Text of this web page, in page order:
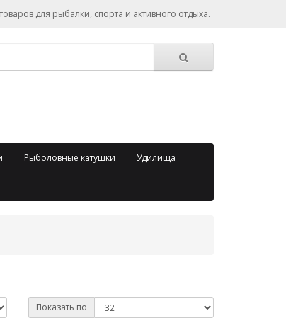
для рыбалки, спорта и активного отдыха.
Рыболовные катушки Удилища
Показать по